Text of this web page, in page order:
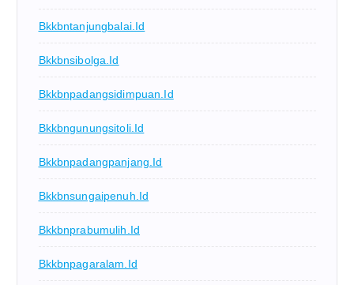
Bkkbntanjungbalai.id
Bkkbnsibolga.id
Bkkbnpadangsidimpuan.id
Bkkbngunungsitoli.id
Bkkbnpadangpanjang.id
Bkkbnsungaipenuh.id
Bkkbnprabumulih.id
Bkkbnpagaralam.id